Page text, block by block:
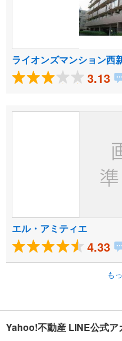
ライオンズマンション西
3.13
エル・アミティエ
4.33
も
Yahoo!不動産 LINE公式ア